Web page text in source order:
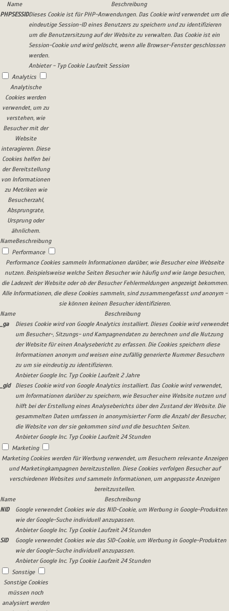
Name
Beschreibung
PHPSESSIDDieses Cookie ist für PHP-Anwendungen. Das Cookie wird verwendet um die
eindeutige Session-ID eines Benutzers zu speichern und zu identifizieren
um die Benutzersitzung auf der Website zu verwalten. Das Cookie ist ein
Session-Cookie und wird gelöscht, wenn alle Browser-Fenster geschlossen
werden.
Anbieter - Typ Cookie Laufzeit Session
Analytics
Analytische
Cookies werden
verwendet, um zu
verstehen, wie
Besucher mit der
Website
interagieren. Diese
Cookies helfen bei
der Bereitstellung
von Informationen
zu Metriken wie
Besucherzahl,
Absprungrate,
Ursprung oder
ähnlichem.
NameBeschreibung
Performance
Performance Cookies sammeln Informationen darüber, wie Besucher eine Webseite
nutzen. Beispielsweise welche Seiten Besucher wie häufig und wie lange besuchen,
die Ladezeit der Website oder ob der Besucher Fehlermeldungen angezeigt bekommen.
Alle Informationen, die diese Cookies sammeln, sind zusammengefasst und anonym -
sie können keinen Besucher identifizieren.
Name
Beschreibung
_ga
Dieses Cookie wird von Google Analytics installiert. Dieses Cookie wird verwendet
um Besucher-, Sitzungs- und Kampagnendaten zu berechnen und die Nutzung
der Website für einen Analysebericht zu erfassen. Die Cookies speichern diese
Informationen anonym und weisen eine zufällig generierte Nummer Besuchern
zu um sie eindeutig zu identifizieren.
Anbieter Google Inc. Typ Cookie Laufzeit 2 Jahre
_gid
Dieses Cookie wird von Google Analytics installiert. Das Cookie wird verwendet,
um Informationen darüber zu speichern, wie Besucher eine Website nutzen und
hilft bei der Erstellung eines Analyseberichts über den Zustand der Website. Die
gesammelten Daten umfassen in anonymisierter Form die Anzahl der Besucher,
die Website von der sie gekommen sind und die besuchten Seiten.
Anbieter Google Inc. Typ Cookie Laufzeit 24 Stunden
Marketing
Marketing Cookies werden für Werbung verwendet, um Besuchern relevante Anzeigen
und Marketingkampagnen bereitzustellen. Diese Cookies verfolgen Besucher auf
verschiedenen Websites und sammeln Informationen, um angepasste Anzeigen
bereitzustellen.
Name
Beschreibung
NID
Google verwendet Cookies wie das NID-Cookie, um Werbung in Google-Produkten
wie der Google-Suche individuell anzupassen.
Anbieter Google Inc. Typ Cookie Laufzeit 24 Stunden
SID
Google verwendet Cookies wie das SID-Cookie, um Werbung in Google-Produkten
wie der Google-Suche individuell anzupassen.
Anbieter Google Inc. Typ Cookie Laufzeit 24 Stunden
Sonstige
Sonstige Cookies
müssen noch
analysiert werden